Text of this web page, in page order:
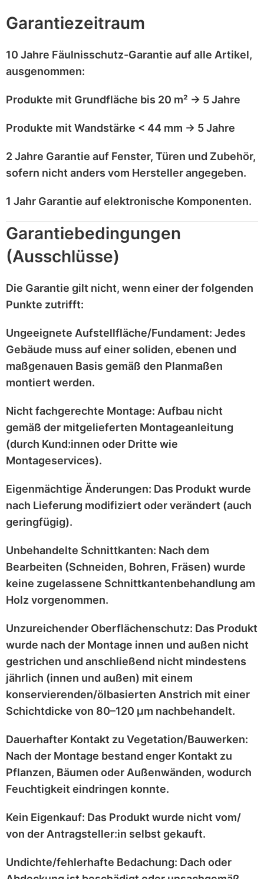
Garantiezeitraum
10 Jahre Fäulnisschutz-Garantie auf alle Artikel,
ausgenommen:
Produkte mit Grundfläche bis 20 m² → 5 Jahre
Produkte mit Wandstärke < 44 mm → 5 Jahre
2 Jahre Garantie auf Fenster, Türen und Zubehör,
sofern nicht anders vom Hersteller angegeben.
1 Jahr Garantie aufelektronische Komponenten.
Garantiebedingungen
(Ausschlüsse)
Die Garantie gilt nicht, wenn einer der folgenden
Punkte zutrifft:
Ungeeignete Aufstellfläche/Fundament: Jedes
Gebäude muss auf einer soliden, ebenen und
maßgenauen Basis gemäß den Planmaßen
montiert werden.
Nicht fachgerechte Montage: Aufbau nicht
gemäß der mitgelieferten Montageanleitung
(durch Kund:innen oder Dritte wie
Montageservices).
Eigenmächtige Änderungen: Das Produkt wurde
nach Lieferung modifiziert oderverändert (auch
geringfügig).
Unbehandelte Schnittkanten: Nach dem
Bearbeiten (Schneiden, Bohren, Fräsen) wurde
keine zugelassene Schnittkantenbehandlung am
Holz vorgenommen.
Unzureichender Oberflächenschutz: Das Produkt
wurde nach der Montage innen und außen nicht
gestrichen und anschließend nicht mindestens
jährlich (innen und außen) mit einem
konservierenden/ölbasierten Anstrich mit einer
Schichtdicke von 80–120 μm nachbehandelt.
Dauerhafter Kontakt zu Vegetation/Bauwerken:
Nach der Montage bestand enger Kontakt zu
Pflanzen, Bäumen oder Außenwänden, wodurch
Feuchtigkeit eindringen konnte.
Kein Eigenkauf: Das Produkt wurde nicht vom/
von der Antragsteller:in selbst gekauft.
Undichte/fehlerhafte Bedachung: Dach oder